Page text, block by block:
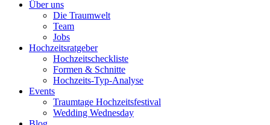
Über uns
Die Traumwelt
Team
Jobs
Hochzeitsratgeber
Hochzeitscheckliste
Formen & Schnitte
Hochzeits-Typ-Analyse
Events
Traumtage Hochzeitsfestival
Wedding Wednesday